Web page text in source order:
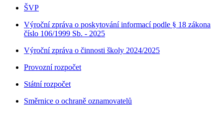
ŠVP
Výroční zpráva o poskytování informací podle § 18 zákona
číslo 106/1999 Sb. - 2025
Výroční zpráva o činnosti školy 2024/2025
Provozní rozpočet
Státní rozpočet
Směrnice o ochraně oznamovatelů